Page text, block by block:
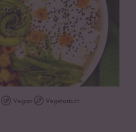
Vegan Vegetarisch